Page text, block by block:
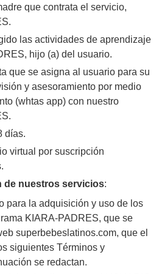
que contrata el servicio,
las actividades de aprendizaje
hijo (a) del usuario.
que se asigna al usuario para su
y asesoramiento por medio
(whtas app) con nuestro
días.
virtual por suscripción
de nuestros servicios:
para la adquisición y uso de los
KIARA-PADRES, que se
superbebeslatinos.com, que el
siguientes Términos y
se redactan.